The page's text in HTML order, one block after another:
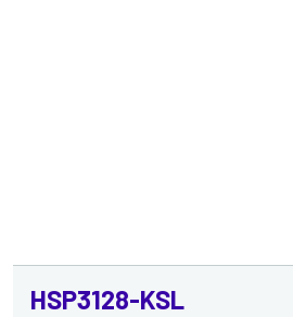
HSP3128-KSL